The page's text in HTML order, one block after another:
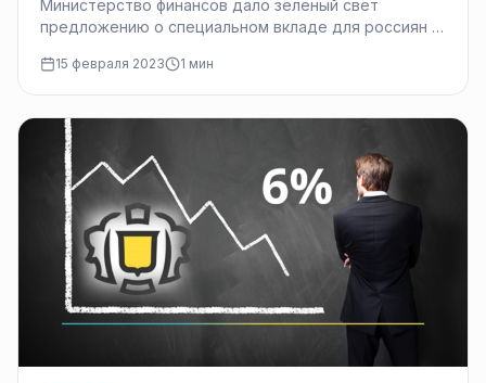
Министерство финансов дало зеленый свет
предложению о специальном вкладе для россиян с
считает его…
15 февраля 2023 1 мин